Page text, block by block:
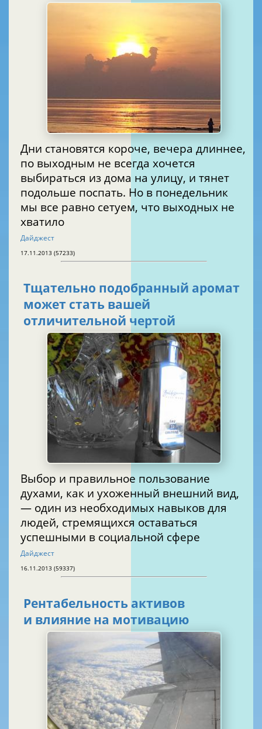
Дни становятся короче, вечера длиннее,
по выходным не всегда хочется
выбираться из дома на улицу, и тянет
подольше поспать. Но в понедельник
мы все равно сетуем, что выходных не
хватило
Дайджест
17.11.2013 (57233)
Тщательно подобранный аромат
может стать вашей
отличительной чертой
Выбор и правильное пользование
духами, как и ухоженный внешний вид,
— один из необходимых навыков для
людей, стремящихся оставаться
успешными в социальной сфере
Дайджест
16.11.2013 (59337)
Рентабельность активов
и влияние на мотивацию